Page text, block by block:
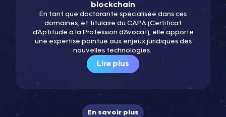
blockchain
En tant que doctorante spécialisée dans ces
domaines, et titulaire du CAPA (Certificat
d’Aptitude à la Profession d’Avocat), elle apporte
une expertise pointue aux enjeux juridiques des
nouvelles technologies.
Lire plus
En savoir plus